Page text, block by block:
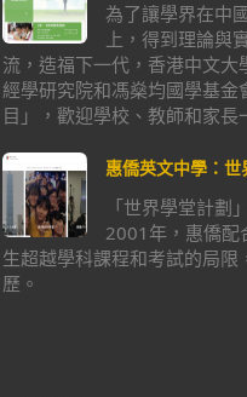
為了讓學界在中
上，得到理論與
流，造福下一代，香港中文
經學研究院和馮燊均國學基
目」，歡迎學校、教師和家長
惠僑英文中學：世
「世界學堂計
2001年，惠僑配
生超越學科課程和考試的局
歷。